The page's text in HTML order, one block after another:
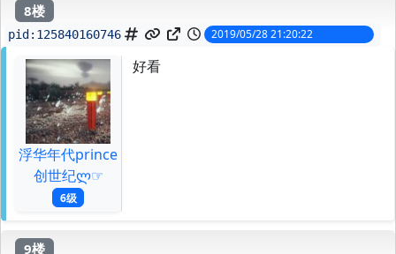
8楼
pid: 125840160746 2019/05/28 21:20:22
浮华年代prince
创世纪ლ☞
6级
好看
9楼